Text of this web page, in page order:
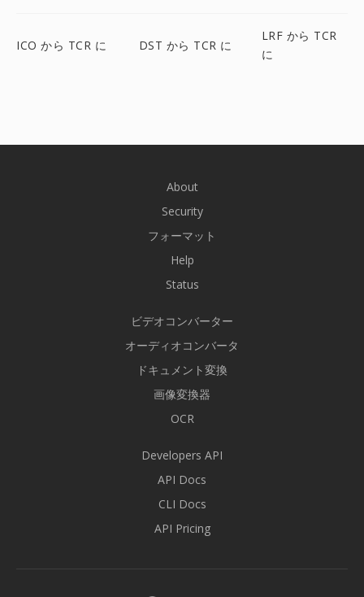
ICO から TCR に DST から TCR に
LRF から TCR
に
About
Security
フォーマット
Help
Status
ビデオコンバーター
オーディオコンバータ
ドキュメント変換
画像変換器
OCR
Developers API
API Docs
CLI Docs
API Pricing